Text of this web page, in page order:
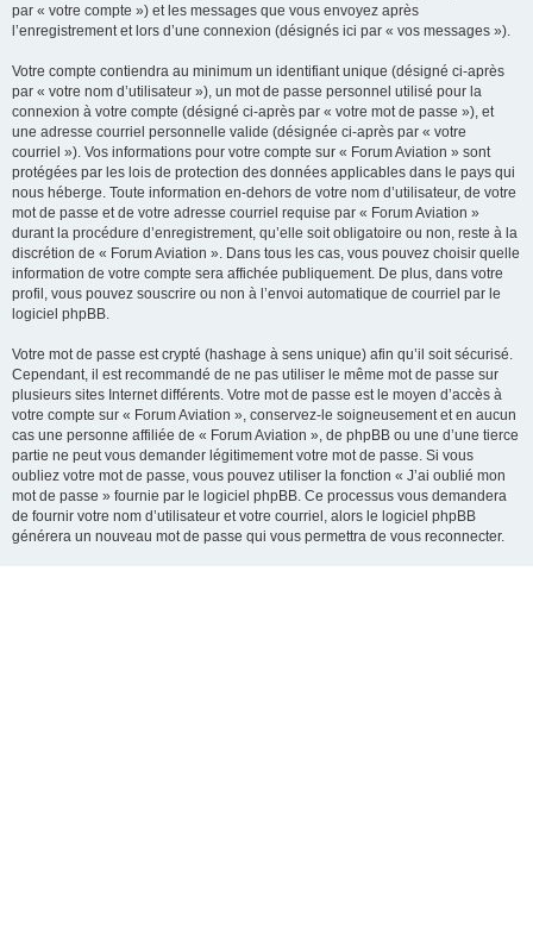
par « votre compte ») et les messages que vous envoyez après
l’enregistrement et lors d’une connexion (désignés ici par « vos messages »).
Votre compte contiendra au minimum un identifiant unique (désigné ci-après
par « votre nom d’utilisateur »), un mot de passe personnel utilisé pour la
connexion à votre compte (désigné ci-après par « votre mot de passe »), et
une adresse courriel personnelle valide (désignée ci-après par « votre
courriel »). Vos informations pour votre compte sur « Forum Aviation » sont
protégées par les lois de protection des données applicables dans le pays qui
nous héberge. Toute information en-dehors de votre nom d’utilisateur, de votre
mot de passe et de votre adresse courriel requise par « Forum Aviation »
durant la procédure d’enregistrement, qu’elle soit obligatoire ou non, reste à la
discrétion de « Forum Aviation ». Dans tous les cas, vous pouvez choisir quelle
information de votre compte sera affichée publiquement. De plus, dans votre
profil, vous pouvez souscrire ou non à l’envoi automatique de courriel par le
logiciel phpBB.
Votre mot de passe est crypté (hashage à sens unique) afin qu’il soit sécurisé.
Cependant, il est recommandé de ne pas utiliser le même mot de passe sur
plusieurs sites Internet différents. Votre mot de passe est le moyen d’accès à
votre compte sur « Forum Aviation », conservez-le soigneusement et en aucun
cas une personne affiliée de « Forum Aviation », de phpBB ou une d’une tierce
partie ne peut vous demander légitimement votre mot de passe. Si vous
oubliez votre mot de passe, vous pouvez utiliser la fonction « J’ai oublié mon
mot de passe » fournie par le logiciel phpBB. Ce processus vous demandera
de fournir votre nom d’utilisateur et votre courriel, alors le logiciel phpBB
générera un nouveau mot de passe qui vous permettra de vous reconnecter.